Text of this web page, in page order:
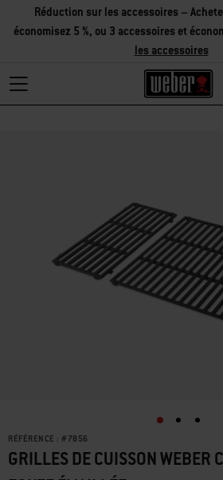
Réduction sur les accessoires –
économisez 5 %, ou 3 accessoires et
les accessoires
RÉFÉRENCE : # 7856
GRILLES DE CUISSON WEBER